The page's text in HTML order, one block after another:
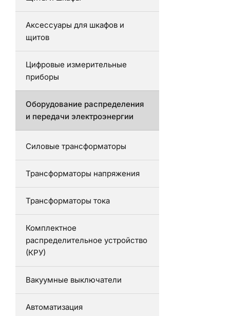
Аксессуары для шкафов и
щитов
Цифровые измерительные
приборы
Оборудование распределения
и передачи электроэнергии
Силовые трансформаторы
Трансформаторы напряжения
Трансформаторы тока
Комплектное
распределительное устройство
(КРУ)
Вакуумные выключатели
Автоматизация